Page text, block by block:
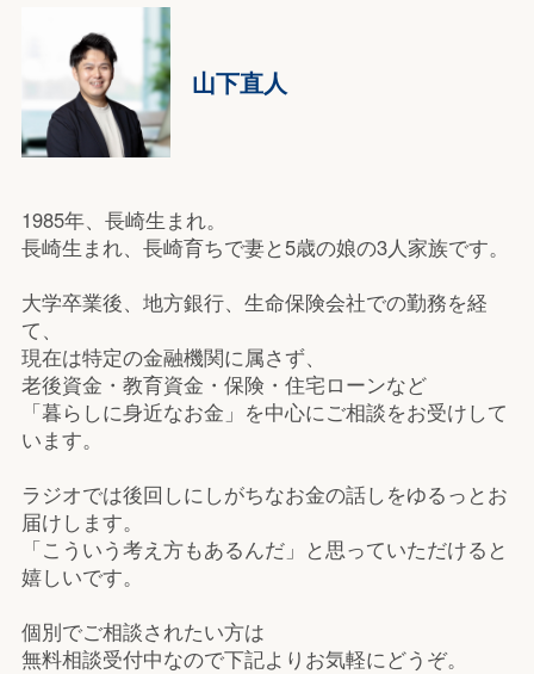
山下直人
1985年、長崎生まれ。
長崎生まれ、長崎育ちで妻と5歳の娘の3人家族です。
大学卒業後、地方銀行、生命保険会社での勤務を経
て、
現在は特定の金融機関に属さず、
老後資金・教育資金・保険・住宅ローンなど
「暮らしに身近なお金」を中心にご相談をお受けして
います。
ラジオでは後回しにしがちなお金の話しをゆるっとお
届けします。
「こういう考え方もあるんだ」と思っていただけると
嬉しいです。
個別でご相談されたい方は
無料相談受付中なので下記よりお気軽にどうぞ。